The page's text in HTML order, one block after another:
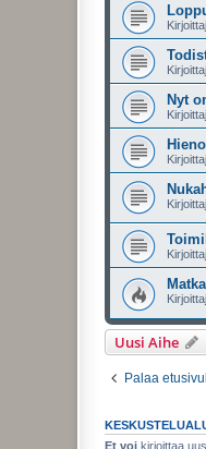
Nyt
Uusi Aihe
Palaa
Et voi kirjoittaa